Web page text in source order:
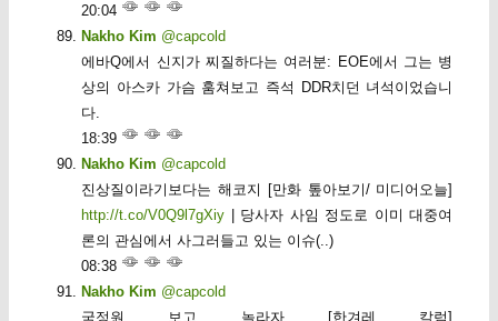
20:04
Nakho Kim @capcold
에바Q에서 신지가 찌질하다는 여러분: EOE에서 그는 병
상의 아스카 가슴 훔쳐보고 즉석 DDR치던 녀석이었습니
다.
18:39
Nakho Kim @capcold
진상질이라기보다는 해코지 [만화 톺아보기/ 미디어오늘]
http://t.co/V0Q9l7gXiy | 당사자 사임 정도로 이미 대중여
론의 관심에서 사그러들고 있는 이슈(..)
08:38
Nakho Kim @capcold
국정원 보고 놀라자 [한겨레 칼럼]